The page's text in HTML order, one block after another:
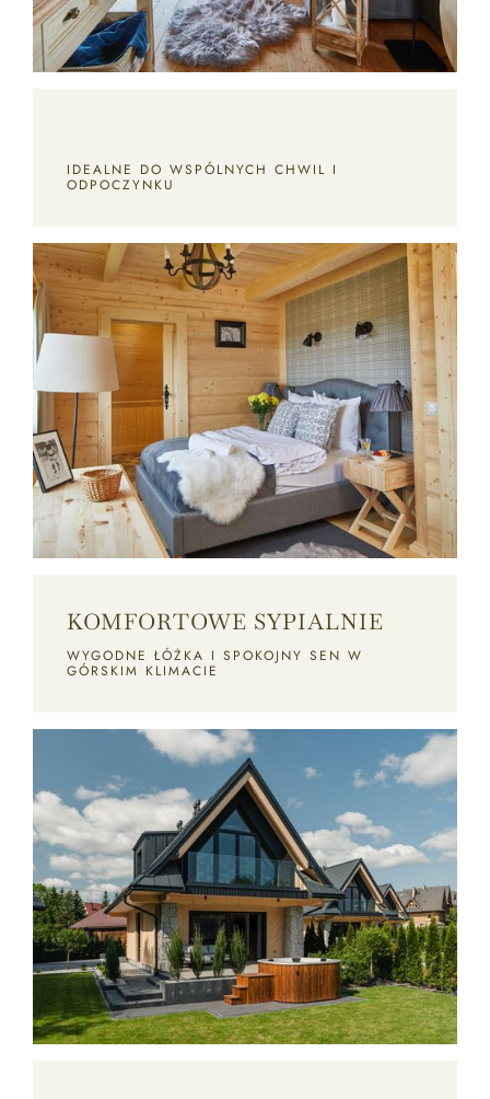
IDEALNE DO WSPÓLNYCH CHWIL I
ODPOCZYNKU
KOMFORTOWE SYPIALNIE
WYGODNE ŁÓŻKA I SPOKOJNY SEN W
GÓRSKIM KLIMACIE